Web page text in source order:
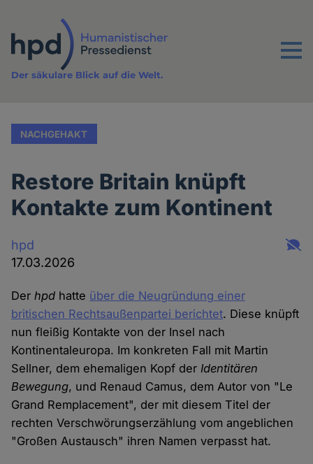
Inhalt
Menu
Der säkulare Blick auf die Welt.
NACHGEHAKT
Restore Britain knüpft
Kontakte zum Kontinent
hpd
17.03.2026
Derhpd hatte über die Neugründung einer
britischen Rechtsaußenpartei berichtet. Diese knüpft
nun fleißig Kontakte von der Insel nach
Kontinentaleuropa. Im konkreten Fall mit Martin
Sellner, dem ehemaligen Kopf der Identitären
Bewegung, und Renaud Camus, dem Autor von "Le
Grand Remplacement", der mit diesem Titel der
rechten Verschwörungserzählung vom angeblichen
"Großen Austausch" ihren Namen verpasst hat.